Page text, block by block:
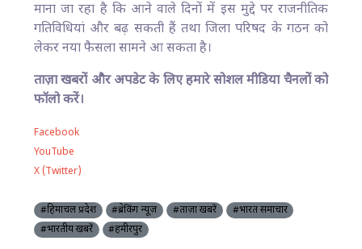
माना जा रहा है कि आने वाले दिनों में इस मुद्दे पर राजनीतिक
गतिविधियां और बढ़ सकती हैं तथा जिला परिषद के गठन को
लेकर नया फैसला सामने आ सकता है।
ताज़ा खबरों और अपडेट के लिए हमारे सोशल मीडिया चैनलों को
फॉलो करें।
Facebook
YouTube
X (Twitter)
#हिमाचल प्रदेश #ब्रेकिंग न्यूज़ #ताज़ा खबरें
#भारत समाचार
#भारतीय खबरें
#हमीरपुर